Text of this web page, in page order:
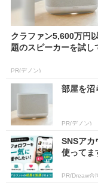
クラファン5,600万円
題のスピーカーを試し
PR(デノン)
部屋を沼
PR(デノン)
SNSアカ
使ってま
PR(Dreaw合